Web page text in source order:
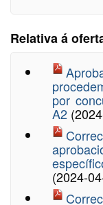
Relativa á
por
A2
(2024-